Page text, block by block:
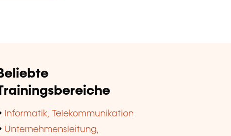
Informatik, Telekommunikation
Unternehmensleitung,